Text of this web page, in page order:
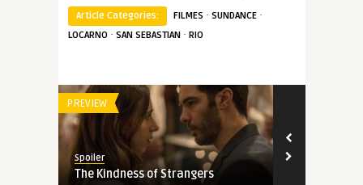
Article Categories:
FILMES · SUNDANCE ·
LOCARNO · SAN SEBASTIAN · RIO
PREVIEW
Spoiler
The Kindness of Strangers